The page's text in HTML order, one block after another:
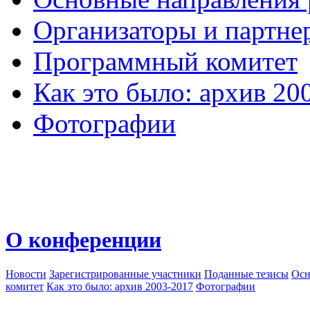
Организаторы и
Программный комитет
Как это было: архив
Фотографии
О конференции
Новости Зарегистрированные участники Поданные тезисы
комитет Как это было: архив 2003-2017 Фотографии